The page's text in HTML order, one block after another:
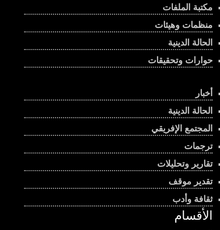
مكتبة الملفات
منظمات وهيئات
الحالة الدينية
حوارات وتحقيقات
أخبار
الحالة الدينية
المجتمع الإفريقي
ترجمات
تقارير وتحليلات
تقدير موقف
ثقافة وأدب
الأقسام